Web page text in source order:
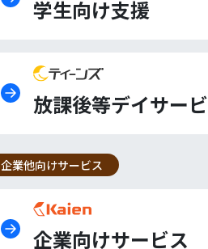
学生向け支援
放課後等デイサー
企業他向けサービス
企業向けサービス